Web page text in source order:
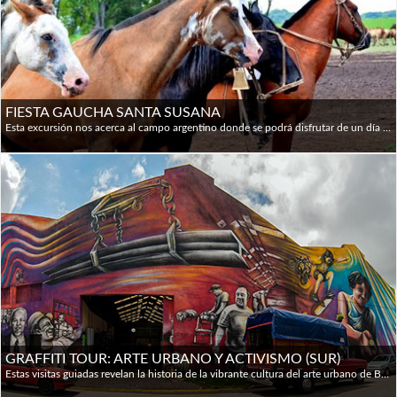
Tiendas de 9 / 10 hs a 20 / 21 hs lunes a sábado.
Cuando se habla de Argentina, inevitablemente aparecen en
la imaginación los gauchos y el tango, pero lo que
realmente cautiva a muchos viajeros son sus bellezas
naturales. La variedad de sus paisajes cubre desde los
desiertos más septentrionales a la cordillera de los Andes
en el sur; desde las cataratas de Iguazú a la desolada
Patagonia. Y, por encima de todo, se alza Buenos Aires: la
capital, una magnífica ciudad que puede sorprender tanto
por su elegancia como por su cultura neo-europea. De
hecho, la característica más reveladora del elevado número
de población inmigrante es comprobar cómo los rasgos de
la cultura europea se han mantenido intactos durante su
adaptación al denominado Nuevo Mundo.
Es el octavo país más grande del mundo y el segundo de
FIESTA GAUCHA SANTA SUSANA
Esta excursión nos acerca al campo argentino donde se podrá disfrutar de un día en una estancia y descubrir su danza y canciones tradicionales, participando así de un verdadero Festival Gaucho. La recepción de bienvenida será con empanadas típicas y vino argentino. Luego se disfrutará de un delicioso asado argentino y a continuación habrá un show folklórico con canciones y bailes, una demostración de las habilidades gauchas, una exhibición de caballos y la sortija. También se podrá subir a un típico sulki para tener una mejor sensación de la forma de vida de los gauchos. Una experiencia inolvidable para vivir de cerca la vida en las Pampas y conocer las costumbres de su gente. Santa Susana está ubicada a 85 Km de la ciudad de Buenos Aires en Los Cardales.
GRAFFITI TOUR: ARTE URBANO Y ACTIVISMO (SUR)
Estas visitas guiadas revelan la historia de la vibrante cultura del arte urbano de Buenos Aires, desde sus orígenes políticos hasta el contexto moderno, en el que se ha convertido en una de las ciudades más excitantes del mundo para el arte callejero. En un recorrido fuera de lo común se visitarán graffiti ocultos y galerías abiertas al aire libre. También se podrá conocer a los propios artistas y comprar obras de arte asequible. Este recorrido se ha desarrollado en estrecha colaboración con los artistas principales de la ciudad, lo que permite compartir sus historias personales y motivaciones, junto con el arte más espectacular que la ciudad tiene que ofrecer.